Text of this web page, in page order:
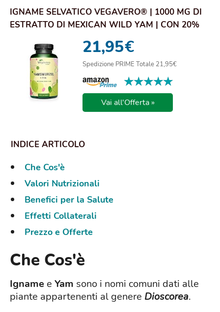
IGNAME SELVATICO VEGAVERO® | 1000 MG DI
ESTRATTO DI MEXICAN WILD YAM | CON 20%
21,95€
Spedizione PRIME Totale 21,95€
★★★★★
★★★★★
Vai all'Offerta »
Che Cos'è
Valori Nutrizionali
Benefici per la Salute
Effetti Collaterali
Prezzo e Offerte
Che Cos'è
Igname e Yam sono i nomi comuni dati alle
piante appartenenti al genere Dioscorea.